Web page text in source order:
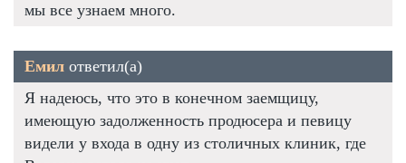
мы все узнаем много.
Емил ответил(а)
Я надеюсь, что это в конечном заемщицу,
имеющую задолженность продюсера и певицу
видели у входа в одну из столичных клиник, где